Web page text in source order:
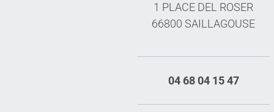
1 PLACE DEL ROSER
66800 SAILLAGOUSE
04 68 04 15 47